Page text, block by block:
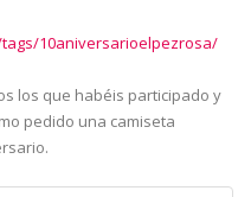
10aniversarioelpezrosa/
los que habéis participado y
pedido una camiseta